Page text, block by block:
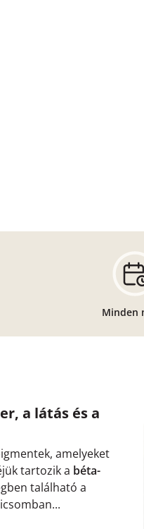
Minden
a látás és a
amelyeket
tartozik a béta-
található a